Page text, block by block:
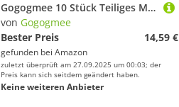
Gogogmee 10 Stück Teiliges Mini Kompass Schlüsselanhänger Kompakt Robust und Kinderfreundlich Bunte Outdoor Survival Kompasse mit Metallring für Wandern Camping Klettern und Geschenke für
von Gogogmee
Bester Preis
14,59 €
gefunden bei Amazon
zuletzt überprüft am 27.09.2025 um 00:03; der
Preis kann sich seitdem geändert haben.
Keine weiteren Anbieter